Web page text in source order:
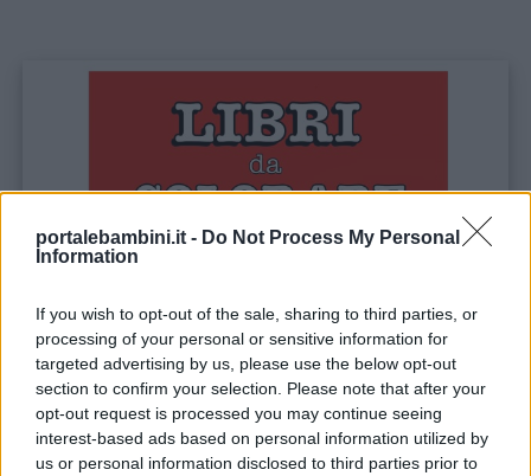
portalebambini.it - Do Not Process My Personal
Information
If you wish to opt-out of the sale, sharing to third parties, or
processing of your personal or sensitive information for
targeted advertising by us, please use the below opt-out
section to confirm your selection. Please note that after your
opt-out request is processed you may continue seeing
interest-based ads based on personal information utilized by
us or personal information disclosed to third parties prior to